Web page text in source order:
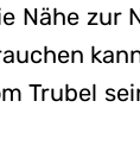
Nähe zur
Trubel